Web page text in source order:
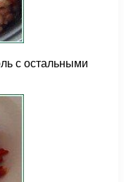
с остальными